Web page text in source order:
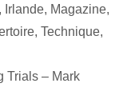
Irlande, Magazine,
, Technique,
Trials – Mark